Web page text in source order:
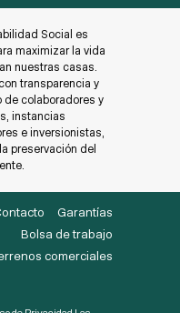
Social es
maximizar la vida
nuestras casas.
transparencia y
de colaboradores y
instancias
e inversionistas,
preservación del
Garantías
Bolsa de trabajo
comerciales